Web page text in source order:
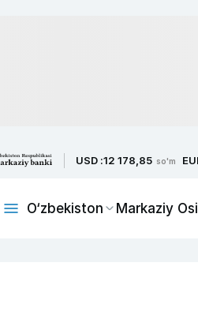
USD :12 178,85 so'm
O‘zbekiston Markaziy